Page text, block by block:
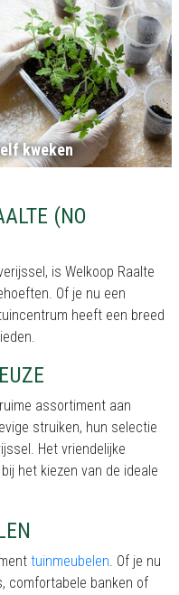
kweken
(NO
is Welkoop Raalte
Of je nu een
heeft een breed
assortiment aan
struiken, hun selectie
Het vriendelijke
het kiezen van de ideale
tuinmeubelen. Of je nu
comfortabele banken of